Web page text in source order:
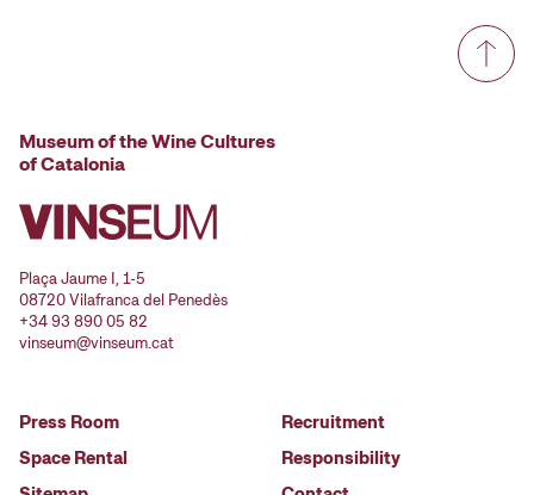
Museum of the Wine Cultures
of Catalonia
Plaça Jaume I, 1-5
08720 Vilafranca del Penedès
+34 93 890 05 82
vinseum@vinseum.cat
Press Room
Space Rental
Recruitment
Responsibility